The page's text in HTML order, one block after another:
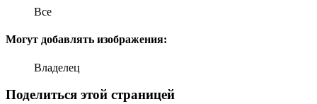
Все
Могут добавлять изображения:
Владелец
Поделиться этой страницей